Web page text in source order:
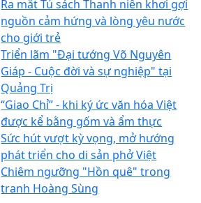
Ra mắt Tủ sách Thanh niên khơi gợi
nguồn cảm hứng và lòng yêu nước
cho giới trẻ
Triển lãm "Đại tướng Võ Nguyên
Giáp - Cuộc đời và sự nghiệp" tại
Quảng Trị
“Giao Chỉ” - khi ký ức văn hóa Việt
được kể bằng gốm và ẩm thực
Sức hút vượt kỳ vọng, mở hướng
phát triển cho di sản phở Việt
Chiêm ngưỡng "Hồn quê" trong
tranh Hoàng Sùng